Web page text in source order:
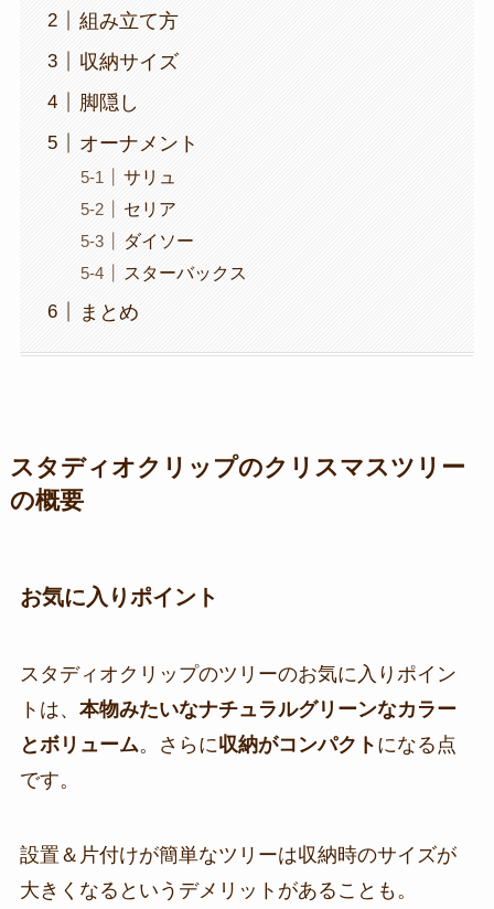
組み立て方
収納サイズ
脚隠し
オーナメント
サリュ
セリア
ダイソー
スターバックス
まとめ
スタディオクリップのクリスマスツリー
の概要
お気に入りポイント
スタディオクリップのツリーのお気に入りポイン
トは、 本物みたいなナチュラルグリーンなカラー
とボリューム。さらに収納がコンパクト になる点
です。
設置＆片付けが簡単なツリーは収納時のサイズが
大きくなるというデメリットがあることも。